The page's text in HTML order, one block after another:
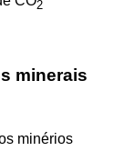
2
minerais
minérios